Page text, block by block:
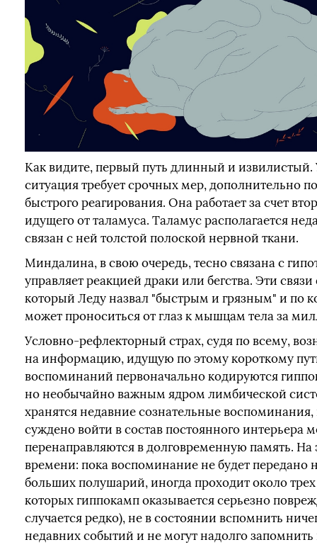
Как видите, первый путь длинный и извилистый.
ситуация требует срочных мер, дополнительно
быстрого реагирования. Она работает за счет
идущего от таламуса. Таламус располагается
связан с ней толстой полоской нервной ткани.
Миндалина, в свою очередь, тесно связана с
управляет реакцией драки или бегства. Эти
который Леду назвал "быстрым и грязным" и по
может проноситься от глаз к мышцам тела за
Условно-рефлекторный страх, судя по всему,
на информацию, идущую по этому короткому
воспоминаний первоначально кодируются
но необычайно важным ядром лимбической
хранятся недавние сознательные
суждено войти в состав постоянного интерьера
перенаправляются в долговременную память. На
времени: пока воспоминание не будет передано
больших полушарий, иногда проходит около
которых гиппокамп оказывается серьезно
случается редко), не в состоянии вспомнить
недавних событий и не могут надолго запомнить